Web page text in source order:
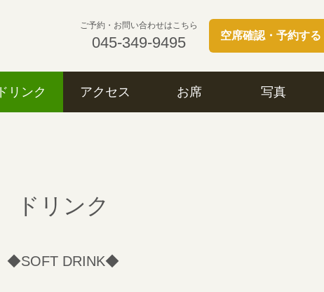
ご予約・お問い合わせはこちら
045-349-9495 空席確認・予約する
ドリンク アクセス お席 写真
ドリンク
◆SOFT DRINK◆